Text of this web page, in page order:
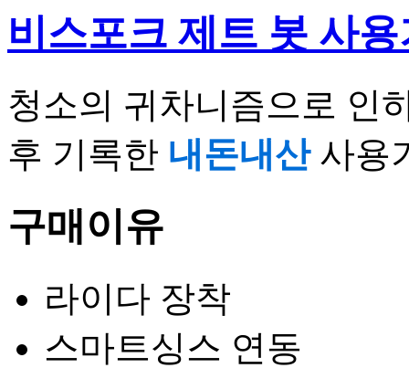
비스포크 제트 봇 사용
청소의 귀차니즘으로 인
후 기록한 내돈내산사용
구매이유
라이다 장착
스마트싱스 연동